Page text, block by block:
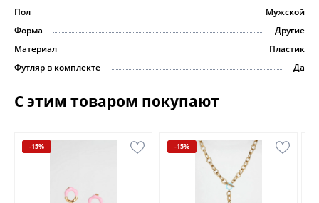
Пол
Мужской
Форма
Другие
Материал
Пластик
Футляр в комплекте
Да
С этим товаром покупают
-15% -15%